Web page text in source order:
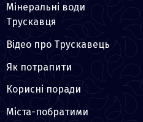
Мінеральні води
Трускавця
Відео про Трускавець
Як потрапити
Корисні поради
Міста-побратими